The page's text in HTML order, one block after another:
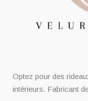
Optez pour des
intérieurs. Fabricant